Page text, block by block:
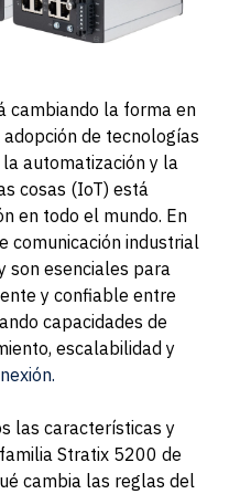
cambiando la forma en
de tecnologías
automatización y la
cosas (IoT) está
en todo el mundo. En
comunicación industrial
son esenciales para
y confiable entre
capacidades de
escalabilidad y
las características y
Stratix 5200 de
cambia las reglas del